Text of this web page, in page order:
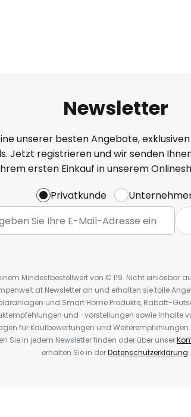
Newsletter
unserer besten Angebote,
Jetzt registrieren und wir senden
ersten Einkauf in unserem
Privatkunde
Mindestbestellwert von € 119. Nicht einlösbar
Newsletter an und erhalten sie tolle
und Smart Home Produkte, Rabatt-
und -vorstellungen sowie Inhalte
für Kaufbewertungen und
Sie in jedem Newsletter finden oder über unser
erhalten Sie in derDatenschutzerklärung.